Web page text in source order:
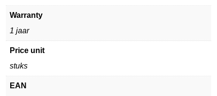
Warranty
1 jaar
Price unit
stuks
EAN